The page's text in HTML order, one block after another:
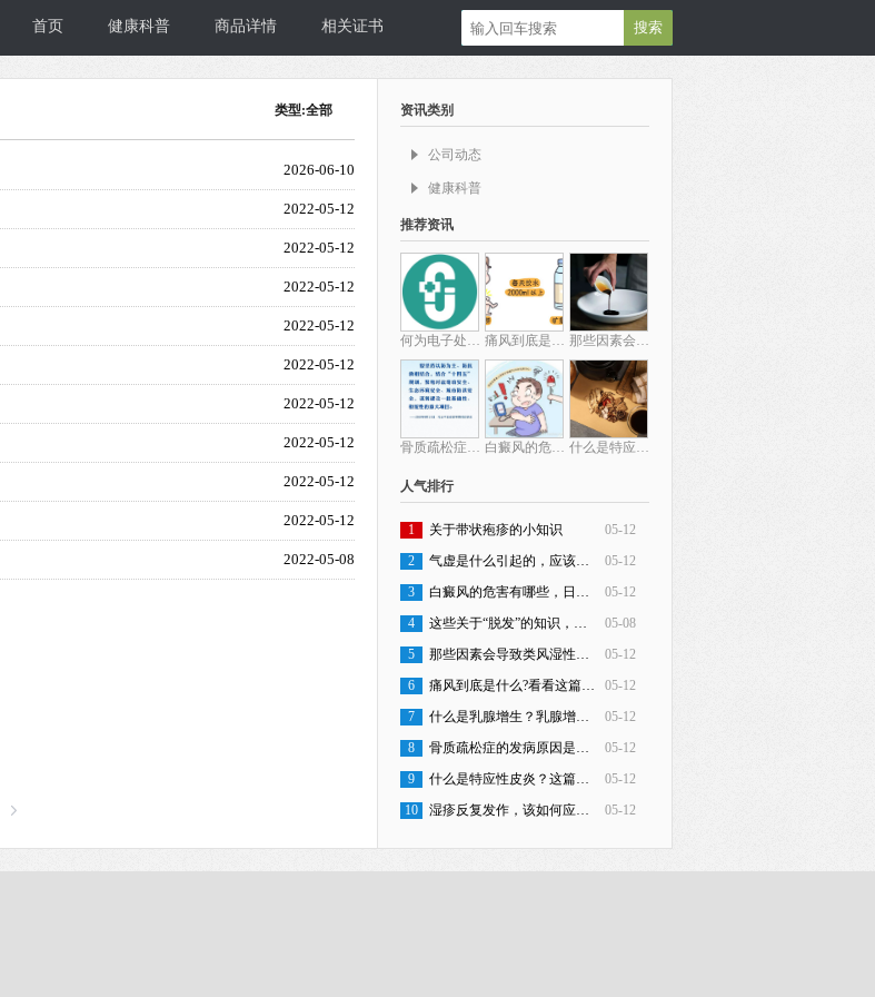
首页 健康科普 商品详情 相关证书 搜索
类型:全部
2026-06-10
2022-05-12
2022-05-12
2022-05-12
2022-05-12
2022-05-12
2022-05-12
2022-05-12
2022-05-12
2022-05-12
2022-05-08
资讯类别
公司动态
健康科普
推荐资讯
何为电子处方流转？ 痛风到底是什么?看看这篇文章怎么说? 那些因素会导致类风湿性关节炎？如何治疗？
骨质疏松症的发病原因是什么？应该如何预防？ 白癜风的危害有哪些，日常护理应注意哪些方面？ 什么是特应性皮炎？这篇文章告诉你
人气排行
1 关于带状疱疹的小知识
05-12
2
05-12
3
05-12
4
05-08
5
05-12
6
05-12
7
05-12
8
05-12
9
05-12
10
05-12